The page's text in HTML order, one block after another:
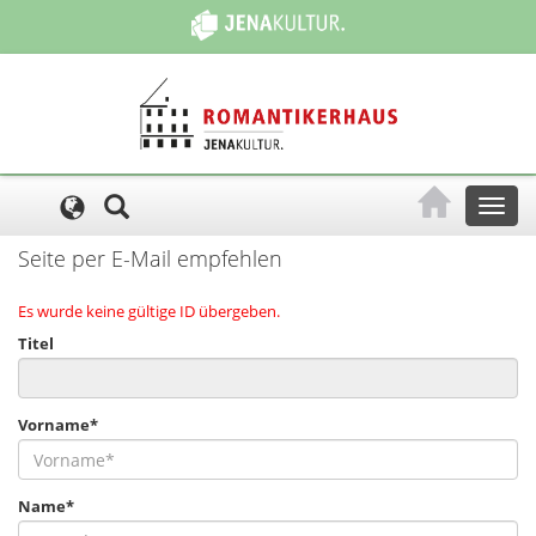
Toggle
Seite per E-Mail empfehlen
Es wurde keine gültige ID übergeben.
Titel
Vorname*
Name*